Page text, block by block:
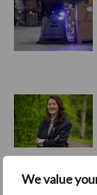
We value